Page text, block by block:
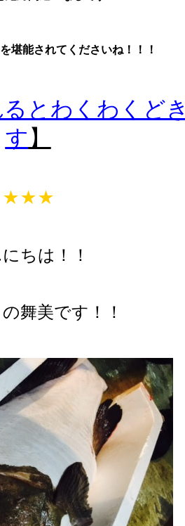
堪能されてくださいね！！！
とわくわくど
す】
★★★
ちは！！
舞美です！！